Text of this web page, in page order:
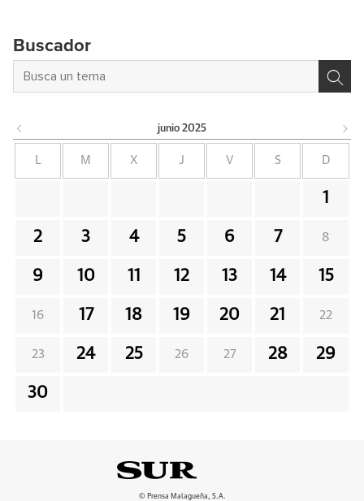
Buscador
junio 2025
M X J V S D
1
2 3 4 5 6 7 8
9 10 11 12 13 14 15
16 17 18 19 20 21 22
23 24 25 26 27 28 29
30
© Prensa Malagueña, S.A.